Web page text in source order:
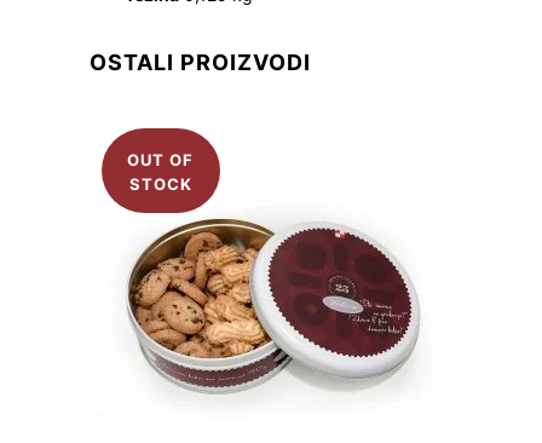
OSTALI PROIZVODI
OUT OF
STOCK